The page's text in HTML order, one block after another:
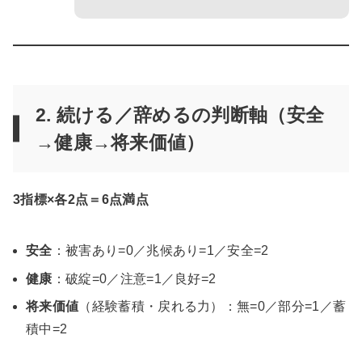
2. 続ける／辞めるの判断軸（安全
→健康→将来価値）
3指標×各2点＝6点満点
安全 ：被害あり=0／兆候あり=1／安全=2
健康 ：破綻=0／注意=1／良好=2
将来価値 （経験蓄積・戻れる力）：無=0／部分=1／蓄
積中=2